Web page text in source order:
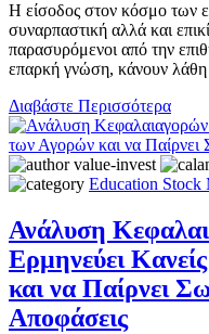
Η είσοδος στον κόσμο των
συναρπαστική αλλά και
παρασυρόμενοι από την
επαρκή γνώση, κάνουν λάθη
Διαβάστε Περισσότερα
value-invest
Education Stock
Ανάλυση
Ερμηνεύει
και να Παίρνει
Αποφάσεις